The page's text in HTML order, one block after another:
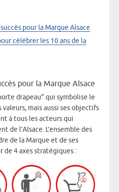
pour la Marque Alsace
célébrer les 10 ans de la
pour la Marque Alsace
drapeau" qui symbolise le
mais aussi ses objectifs
à tous les acteurs qui
de l’Alsace. L’ensemble des
de la Marque et de ses
de 4 axes stratégiques :